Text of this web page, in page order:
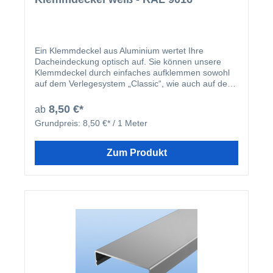
Ein Klemmdeckel aus Aluminium wertet Ihre
Dacheindeckung optisch auf. Sie können unsere
Klemmdeckel durch einfaches aufklemmen sowohl
auf dem Verlegesystem „Classic“, wie auch auf dem
montiert, harmoniert der Klemmdeckel nicht nur
farblich mit Ihren restlichen Profilleisten, sondern
deckt auch ideal die Schraubenköpfe der beiden
wird nach der Montage der Verlegeprofile einfach
ab 8,50 €*
Grundpreis: 8,50 €* / 1 Meter
Zum Produkt